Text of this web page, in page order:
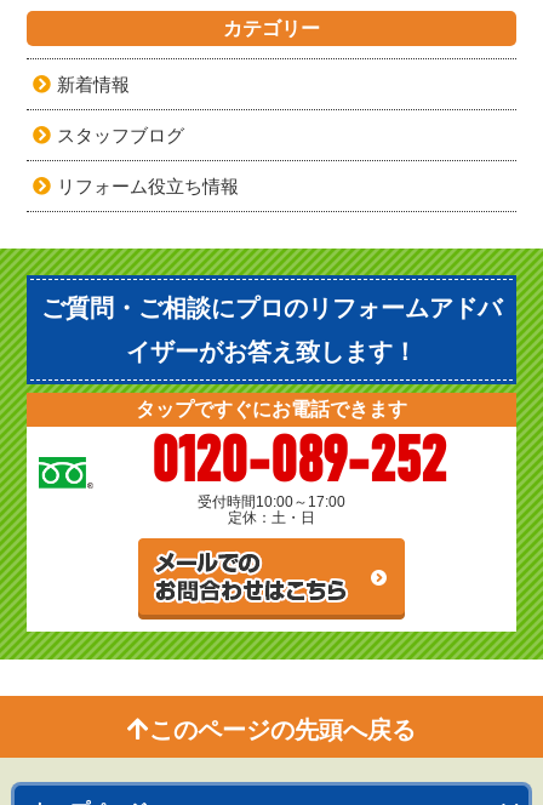
カテゴリー
新着情報
スタッフブログ
リフォーム役立ち情報
ご質問・ご相談にプロのリフォームアドバ
イザーがお答え致します！
タップですぐにお電話できます
0120-089-252
受付時間 10:00～17:00
定休：土・日
このページの先頭へ戻る